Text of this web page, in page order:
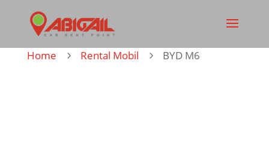
Home 5 Rental Mobil 5 BYD M6